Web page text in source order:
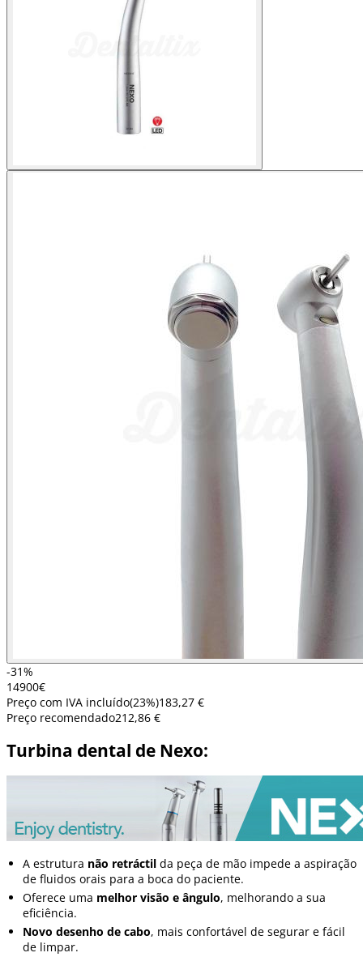
-31%
14900€
Preço com IVA incluído(23%)183,27 €
Preço recomendado212,86 €
Turbina dental de Nexo:
A estrutura não retráctil da peça de mão impede a aspiração
de fluidos orais para a boca do paciente.
Oferece uma melhor visão e ângulo, melhorando a sua
eficiência.
Novo desenho de cabo, mais confortável de segurar e fácil
de limpar.